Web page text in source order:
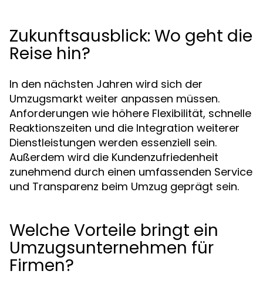
Zukunftsausblick: Wo geht die
Reise hin?
In den nächsten Jahren wird sich der
Umzugsmarkt weiter anpassen müssen.
Anforderungen wie höhere Flexibilität, schnelle
Reaktionszeiten und die Integration weiterer
Dienstleistungen werden essenziell sein.
Außerdem wird die Kundenzufriedenheit
zunehmend durch einen umfassenden Service
und Transparenz beim Umzug geprägt sein.
Welche Vorteile bringt ein
Umzugsunternehmen für
Firmen?